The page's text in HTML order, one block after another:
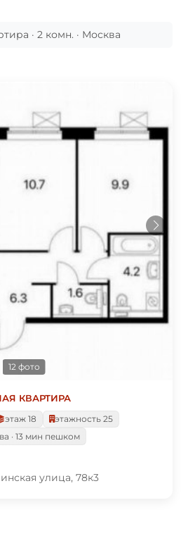
· 2 комн. · Москва
12 фото
КВАРТИРА
этаж 18
этажность 25
· 13 мин пешком
улица, 78к3